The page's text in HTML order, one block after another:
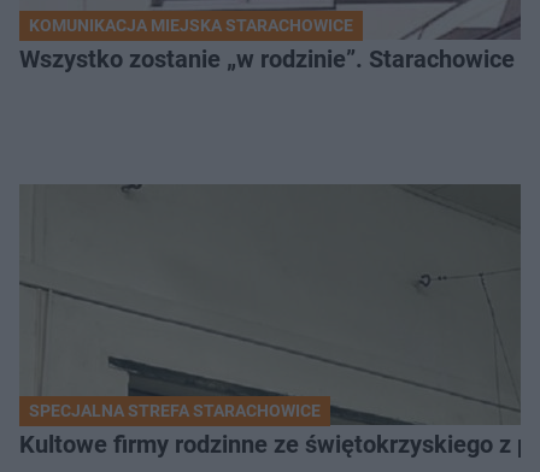
KOMUNIKACJA MIEJSKA STARACHOWICE
Wszystko zostanie „w rodzinie”. Starachowice
SPECJALNA STREFA STARACHOWICE
Kultowe firmy rodzinne ze świętokrzyskiego z